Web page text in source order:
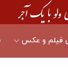
فیلم و عکس